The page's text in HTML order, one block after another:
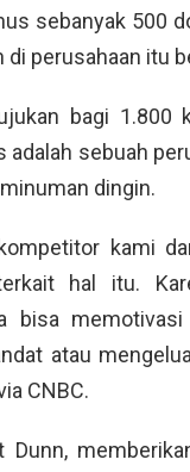
sebanyak 500
di perusahaan itu
bagi 1.800
adalah sebuah
dingin.
kami
hal itu.
bisa
atau
CNBC.
Dunn,